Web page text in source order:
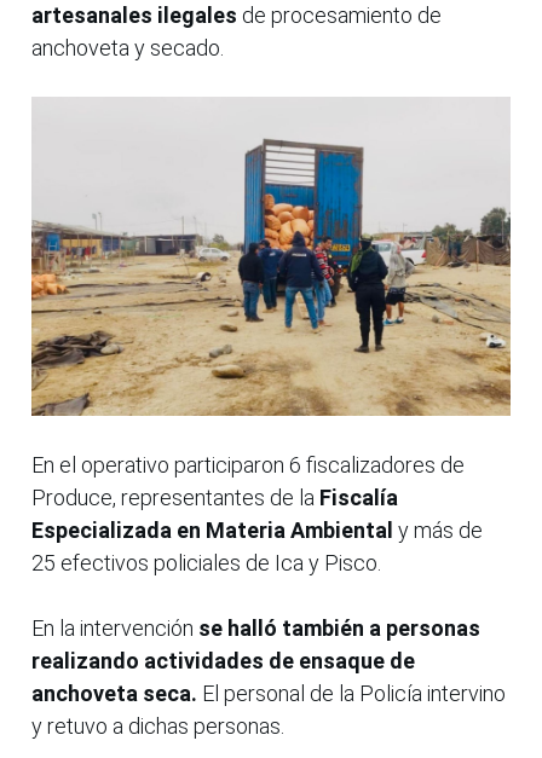
artesanales ilegales de procesamiento de
anchoveta y secado.
En el operativo participaron 6 fiscalizadores de
Produce, representantes de la Fiscalía
Especializada en Materia Ambiental y más de
25 efectivos policiales de Ica y Pisco.
En la intervención se halló también a personas
realizando actividades de ensaque de
anchoveta seca. El personal de la Policía intervino
y retuvo a dichas personas.